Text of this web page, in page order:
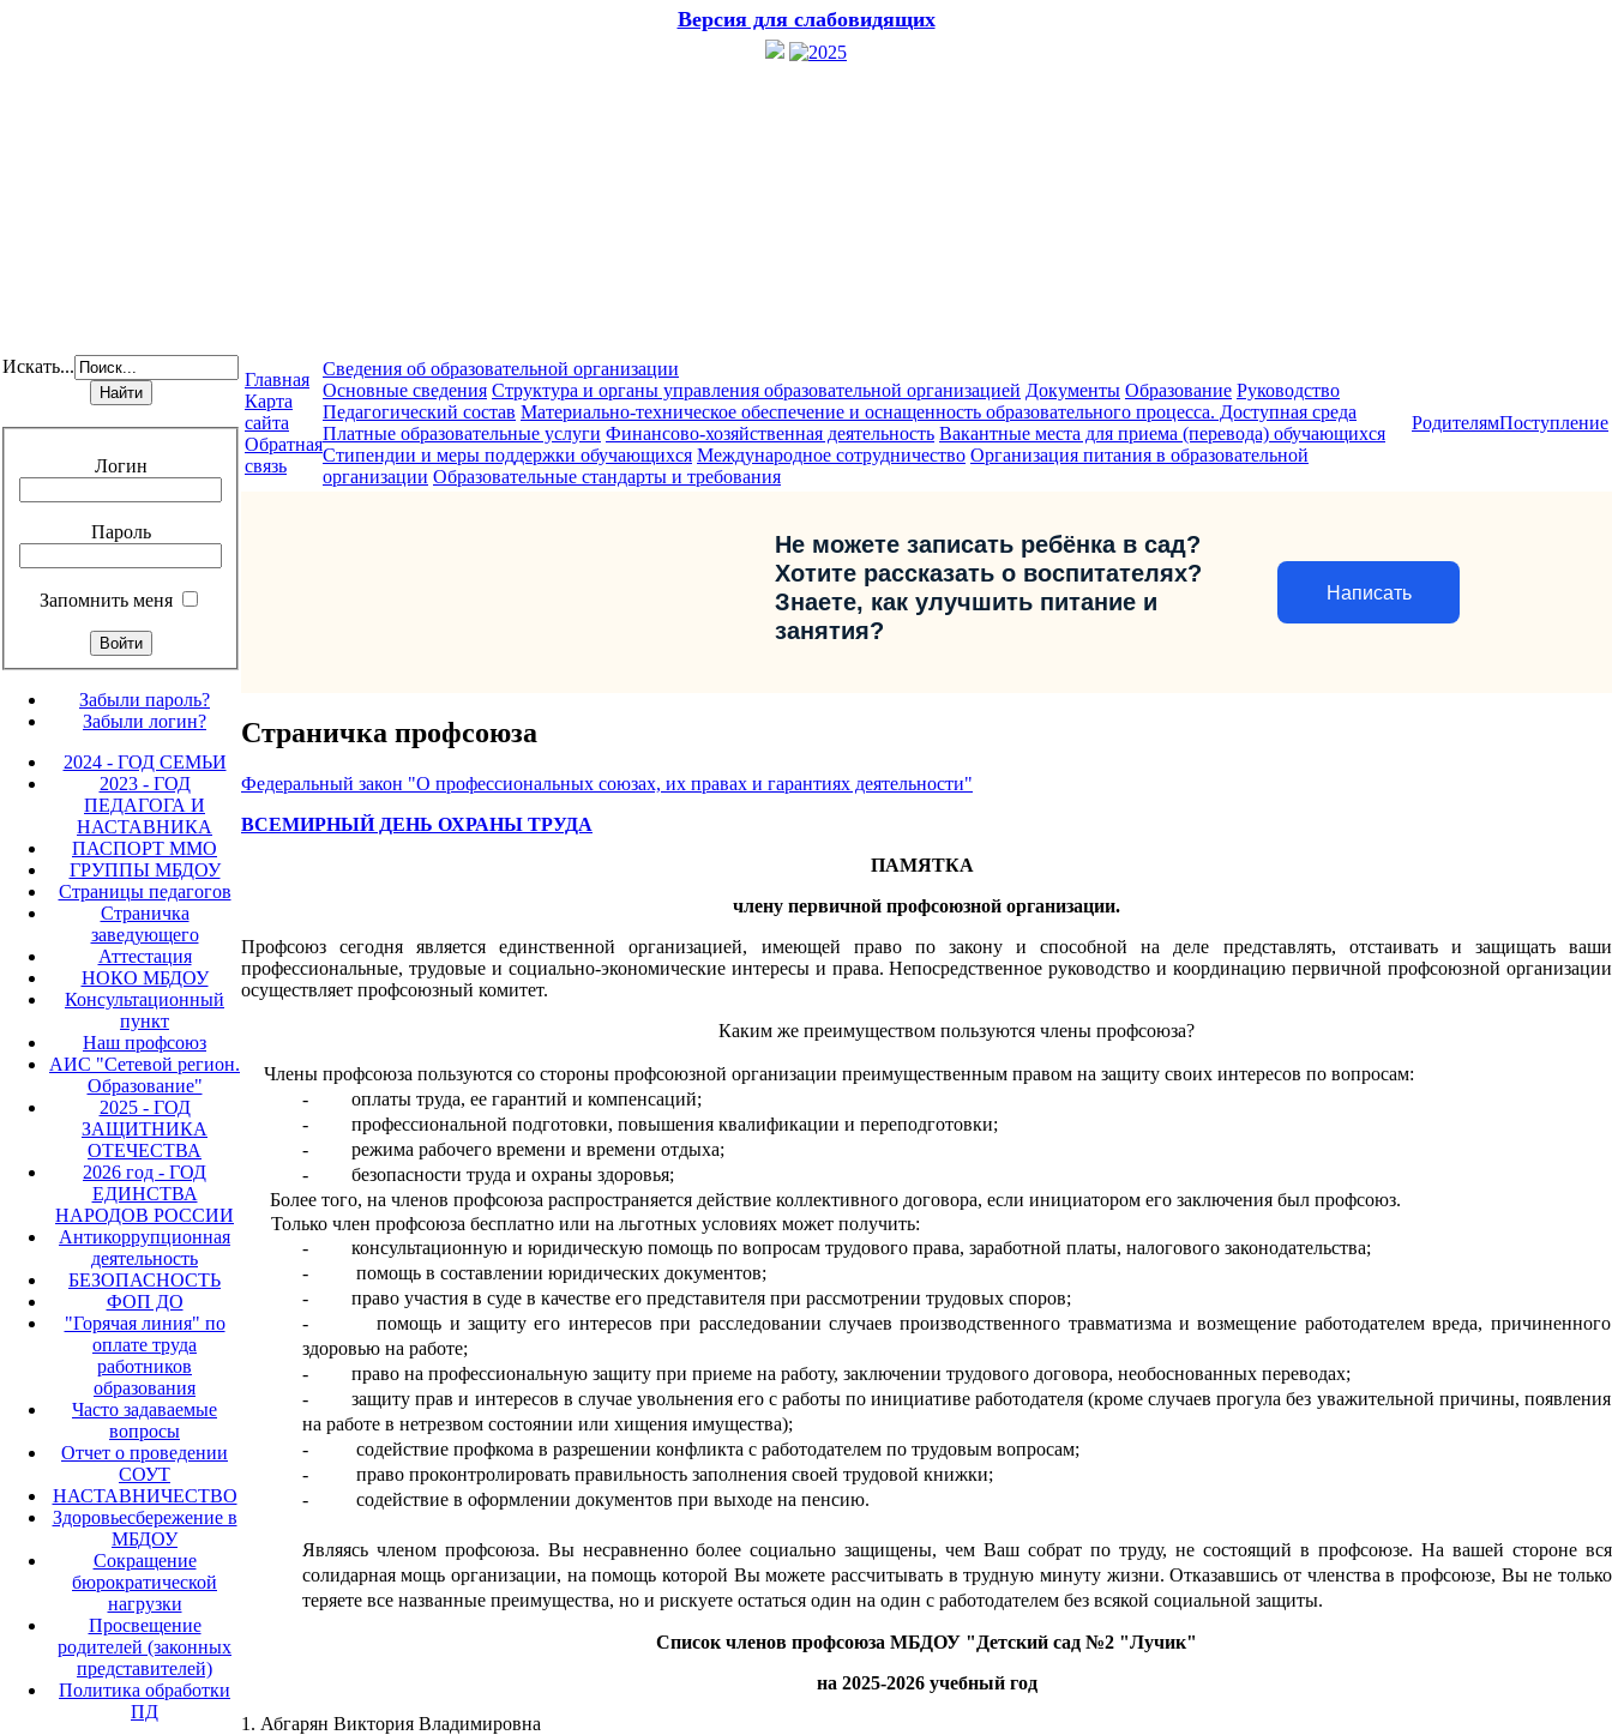
Версия для слабовидящих
Искать...
Логин
Пароль
Запомнить меня
Забыли пароль?
Забыли логин?
2024 - ГОД СЕМЬИ
2023 - ГОД
ПЕДАГОГА И
НАСТАВНИКА
ПАСПОРТ ММО
ГРУППЫ МБДОУ
Страницы педагогов
Страничка
заведующего
Аттестация
НОКО МБДОУ
Консультационный
пункт
Наш профсоюз
АИС "Сетевой регион.
Образование"
2025 - ГОД
ЗАЩИТНИКА
ОТЕЧЕСТВА
2026 год - ГОД
ЕДИНСТВА
НАРОДОВ РОССИИ
Антикоррупционная
деятельность
БЕЗОПАСНОСТЬ
ФОП ДО
"Горячая линия" по
оплате труда
работников
образования
Часто задаваемые
вопросы
Отчет о проведении
СОУТ
НАСТАВНИЧЕСТВО
Здоровьесбережение в
МБДОУ
Сокращение
бюрократической
нагрузки
Просвещение
родителей (законных
представителей)
Политика обработки
ПД
Главная
Карта
сайта
Обратная
связь
Сведения об образовательной организации
Основные сведения Структура и органы управления образовательной организацией Документы Образование Руководство
Педагогический состав Материально-техническое обеспечение и оснащенность образовательного процесса. Доступная среда
Платные образовательные услуги Финансово-хозяйственная деятельность Вакантные места для приема (перевода) обучающихся
Стипендии и меры поддержки обучающихся Международное сотрудничество Организация питания в образовательной
организации Образовательные стандарты и требования
РодителямПоступление
Не можете записать ребёнка в сад?
Хотите рассказать о воспитателях?
Знаете, как улучшить питание и
занятия?
Написать
Страничка профсоюза
Федеральный закон "О профессиональных союзах, их правах и гарантиях деятельности"
ВСЕМИРНЫЙ ДЕНЬ ОХРАНЫ ТРУДА
ПАМЯТКА
члену первичной профсоюзной организации.
Профсоюз сегодня является единственной организацией, имеющей право по закону и способной на деле представлять, отстаивать и защищать ваши
профессиональные, трудовые и социально-экономические интересы и права. Непосредственное руководство и координацию первичной профсоюзной организации
осуществляет профсоюзный комитет.
Каким же преимуществом пользуются члены профсоюза?
Члены профсоюза пользуются со стороны профсоюзной организации преимущественным правом на защиту своих интересов по вопросам:
- оплаты труда, ее гарантий и компенсаций;
- профессиональной подготовки, повышения квалификации и переподготовки;
- режима рабочего времени и времени отдыха;
- безопасности труда и охраны здоровья;
Более того, на членов профсоюза распространяется действие коллективного договора, если инициатором его заключения был профсоюз.
Только член профсоюза бесплатно или на льготных условиях может получить:
- консультационную и юридическую помощь по вопросам трудового права, заработной платы, налогового законодательства;
- помощь в составлении юридических документов;
- право участия в суде в качестве его представителя при рассмотрении трудовых споров;
- помощь и защиту его интересов при расследовании случаев производственного травматизма и возмещение работодателем вреда, причиненного
здоровью на работе;
- право на профессиональную защиту при приеме на работу, заключении трудового договора, необоснованных переводах;
- защиту прав и интересов в случае увольнения его с работы по инициативе работодателя (кроме случаев прогула без уважительной причины, появления
на работе в нетрезвом состоянии или хищения имущества);
- содействие профкома в разрешении конфликта с работодателем по трудовым вопросам;
- право проконтролировать правильность заполнения своей трудовой книжки;
- содействие в оформлении документов при выходе на пенсию.
Являясь членом профсоюза. Вы несравненно более социально защищены, чем Ваш собрат по труду, не состоящий в профсоюзе. На вашей стороне вся
солидарная мощь организации, на помощь которой Вы можете рассчитывать в трудную минуту жизни. Отказавшись от членства в профсоюзе, Вы не только
теряете все названные преимущества, но и рискуете остаться один на один с работодателем без всякой социальной защиты.
Список членов профсоюза МБДОУ "Детский сад №2 "Лучик"
на 2025-2026 учебный год
1. Абгарян Виктория Владимировна